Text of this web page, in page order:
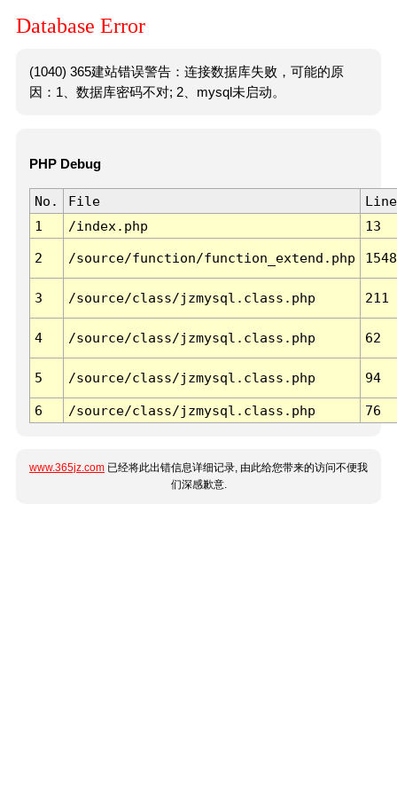
Database Error
(1040) 365建站错误警告：连接数据库失败，可能的原
因：1、数据库密码不对; 2、mysql未启动。
PHP Debug
No. File
Line
1
/index.php 13
2 /source/function/function_extend.php 1548
3 /source/class/jzmysql.class.php 211
4 /source/class/jzmysql.class.php 62
5 /source/class/jzmysql.class.php 94
6 /source/class/jzmysql.class.php 76
www.365jz.com 已经将此出错信息详细记录, 由此给您带来的访问不便我
们深感歉意.